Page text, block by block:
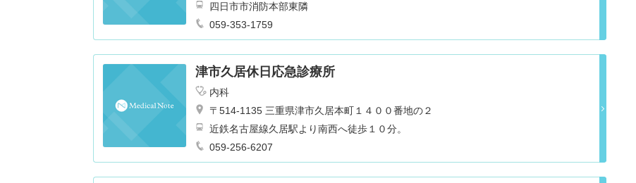
四日市市消防本部東隣
059-353-1759
津市久居休日応急診療所
内科
〒514-1135 三重県津市久居本町１４００番地の２
近鉄名古屋線久居駅より南西へ徒歩１０分。
059-256-6207